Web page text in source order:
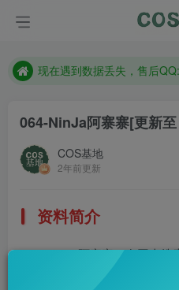
现在遇到数据丢失，售后
防失联：百度搜索《趣画刊
064-NinJa阿寨寨[更新
COS基地
2年前更新
资料简介
NinJa阿寨寨，在网上搜
套图作品也很少，但这妹子